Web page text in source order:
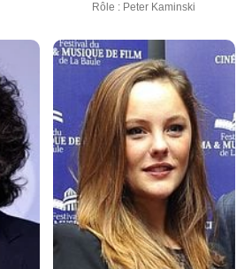
Rôle : Peter Kaminski